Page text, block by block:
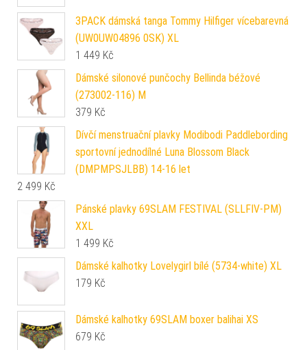
3PACK dámská tanga Tommy Hilfiger vícebarevná
(UW0UW04896 0SK) XL
1 449 Kč
Dámské silonové punčochy Bellinda béžové
(273002-116) M
379 Kč
Dívčí menstruační plavky Modibodi Paddlebording
sportovní jednodílné Luna Blossom Black
(DMPMPSJLBB) 14-16 let
2 499 Kč
Pánské plavky 69SLAM FESTIVAL (SLLFIV-PM)
XXL
1 499 Kč
Dámské kalhotky Lovelygirl bílé (5734-white) XL
179 Kč
Dámské kalhotky 69SLAM boxer balihai XS
679 Kč